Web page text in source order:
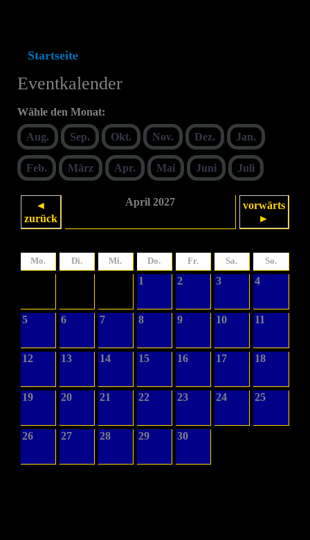
Startseite
Eventkalender
Wähle den Monat:
Aug. Sep. Okt. Nov. Dez. Jan.
Feb. März Apr. Mai Juni Juli
◄
zurück
April 2027
vorwärts
►
Mo. Di. Mi. Do. Fr. Sa. So.
1 2 3 4
5 6 7 8 9 10 11
12 13 14 15 16 17 18
19 20 21 22 23 24 25
26 27 28 29 30